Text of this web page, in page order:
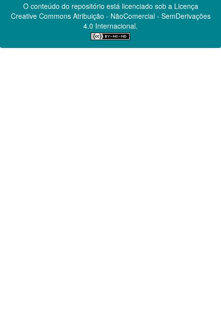
O conteúdo do repositório está licenciado sob a Licença
Creative CommonsAtribuição - NãoComercial - SemDerivações
4.0 Internacional.